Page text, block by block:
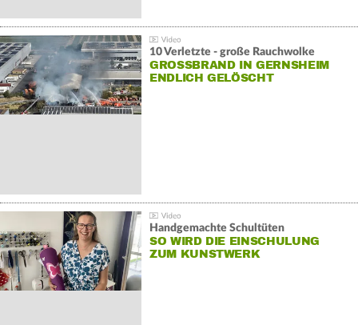
10 Verletzte - große Rauchwolke
GROSSBRAND IN GERNSHEIM E
NDLICH GELÖSCHT
Handgemachte Schultüten
SO WIRD DIE EINSCHULUNG
ZUM KUNSTWERK